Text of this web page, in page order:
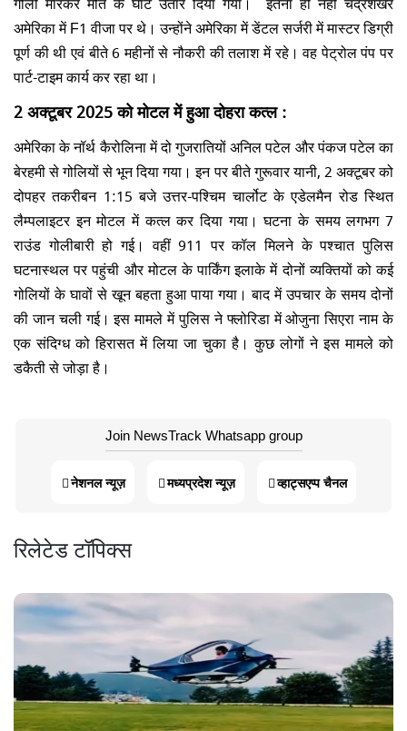
अमेरिका में F1 वीजा पर थे। उन्होंने अमेरिका में डेंटल सर्जरी में मास्टर डिग्री
पूर्ण की थी एवं बीते 6 महीनों से नौकरी की तलाश में रहे। वह पेट्रोल पंप पर
पार्ट-टाइम कार्य कर रहा था।
2 अक्टूबर 2025 को मोटल में हुआ दोहरा कत्ल :
अमेरिका के नॉर्थ कैरोलिना में दो गुजरातियों अनिल पटेल और पंकज पटेल का
बेरहमी से गोलियों से भून दिया गया। इन पर बीते गुरूवार यानी, 2 अक्टूबर को
दोपहर तकरीबन 1:15 बजे उत्तर-पश्चिम चार्लोट के एडेलमैन रोड स्थित
लैम्पलाइटर इन मोटल में कत्ल कर दिया गया। घटना के समय लगभग 7
राउंड गोलीबारी हो गई। वहीं 911 पर कॉल मिलने के पश्चात पुलिस
घटनास्थल पर पहुंची और मोटल के पार्किंग इलाके में दोनों व्यक्तियों को कई
गोलियों के घावों से खून बहता हुआ पाया गया। बाद में उपचार के समय दोनों
की जान चली गई। इस मामले में पुलिस ने फ्लोरिडा में ओजुना सिएरा नाम के
एक संदिग्ध को हिरासत में लिया जा चुका है। कुछ लोगों ने इस मामले को
डकैती से जोड़ा है।
Join NewsTrack Whatsapp group
नेशनल न्यूज़ मध्यप्रदेश न्यूज़ व्हाट्सएप्प चैनल
रिलेटेड टॉपिक्स